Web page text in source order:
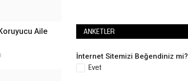
Aile
ANKETLER
İnternet Sitemizi Beğendiniz mi?
Evet